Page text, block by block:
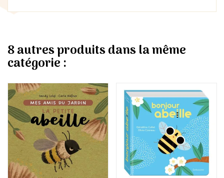
8 autres produits dans la même
catégorie :